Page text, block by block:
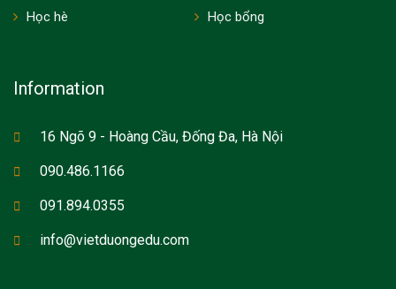
Học hè
Học bổng
Information
16 Ngõ 9 - Hoàng Cầu, Đống Đa, Hà Nội
090.486.1166
091.894.0355
info@vietduongedu.com